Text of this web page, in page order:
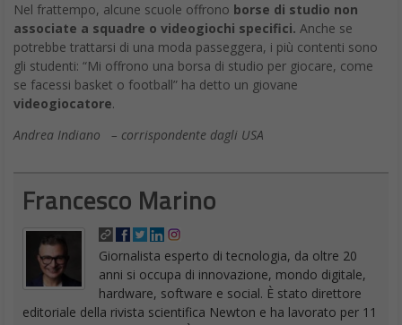
Nel frattempo, alcune scuole offrono borse di studio non
associate a squadre o videogiochi specifici. Anche se
potrebbe trattarsi di una moda passeggera, i più contenti sono
gli studenti: “Mi offrono una borsa di studio per giocare, come
se facessi basket o football” ha detto un giovane
videogiocatore.
Andrea Indiano – corrispondente dagli USA
Francesco Marino
Giornalista esperto di tecnologia, da oltre 20
anni si occupa di innovazione, mondo digitale,
hardware, software e social. È stato direttore
editoriale della rivista scientifica Newton e ha lavorato per 11